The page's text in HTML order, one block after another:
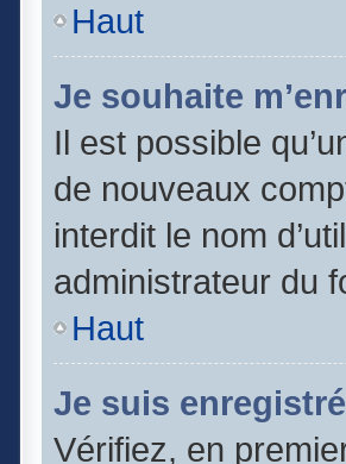
Haut
Je souhaite
Il est possible
de nouveaux
interdit le nom
administrateur du
Haut
Je suis
Vérifiez, en